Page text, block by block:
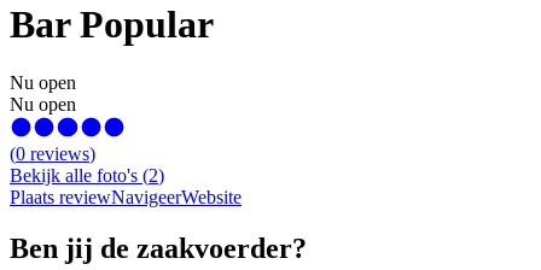
Bar Popular
Nu open
Nu open
(0 reviews)
Bekijk alle foto's (2)
Plaats reviewNavigeerWebsite
Ben jij de zaakvoerder?